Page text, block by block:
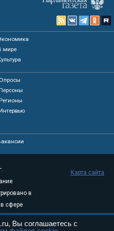
мире
Опросы
в
сфере
и
05
Карта сайта
Вы соглашаетесь с